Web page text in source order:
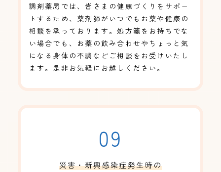
調剤薬局では、皆さまの健康づくりをサポー
トするため、薬剤師がいつでもお薬や健康の
相談を承っております。処方箋をお持ちでな
い場合でも、お薬の飲み合わせやちょっと気
になる身体の不調などご相談をお受けいたし
ます。是非お気軽にお越しください。
09
災害・新興感染症発生時の